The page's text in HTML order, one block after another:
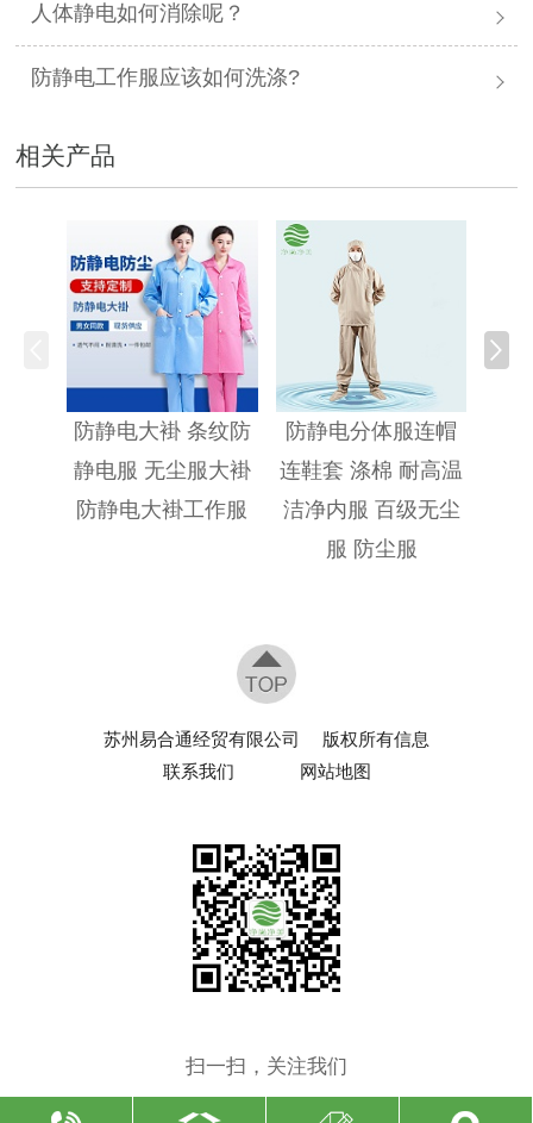
人体静电如何消除呢？
防静电工作服应该如何洗涤?
相关产品
防静电大褂 条纹防
静电服 无尘服大褂
防静电大褂工作服
防静电分体服连帽
连鞋套 涤棉 耐高温
洁净内服 百级无尘
服 防尘服
防
苏州易合通经贸有限公司
版权所有信息
联系我们
网站地图
扫一扫，关注我们